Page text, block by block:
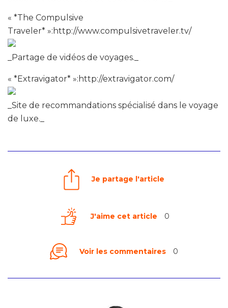
« *The Compulsive
Traveler* »:http://www.compulsivetraveler.tv/
_Partage de vidéos de voyages._
« *Extravigator* »:http://extravigator.com/
_Site de recommandations spécialisé dans le voyage
de luxe._
Je partage l'article
J'aime cet article 0
Voir les commentaires 0